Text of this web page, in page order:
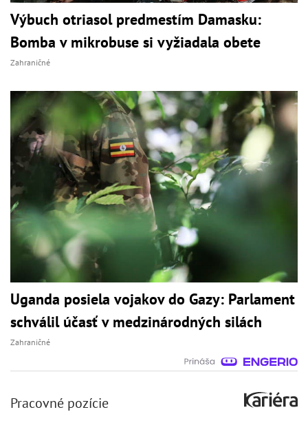
Výbuch otriasol predmestím Damasku:
Bomba v mikrobuse si vyžiadala obete
Zahraničné
Uganda posiela vojakov do Gazy: Parlament
schválil účasť v medzinárodných silách
Zahraničné
Pracovné pozície